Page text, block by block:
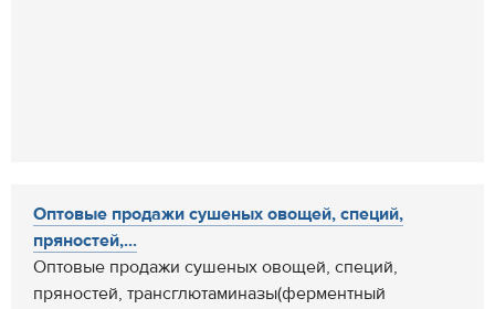
Оптовые продажи сушеных овощей, специй,
пряностей,...
Оптовые продажи сушеных овощей, специй,
пряностей, трансглютаминазы(ферментный